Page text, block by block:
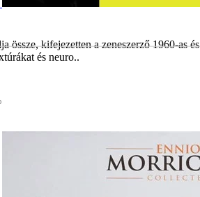
kifejezetten a zeneszerző 1960-as
és neuro..